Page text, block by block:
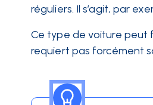
réguliers. Il s’agit, par
Ce type de voiture peut
requiert pas forcément